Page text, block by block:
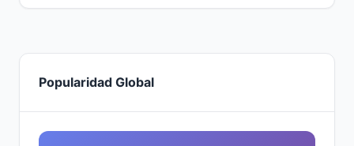
Popularidad Global